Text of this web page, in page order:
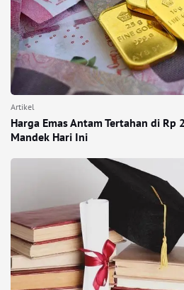
Artikel
Harga Emas Antam Tertahan di Rp
Mandek Hari Ini